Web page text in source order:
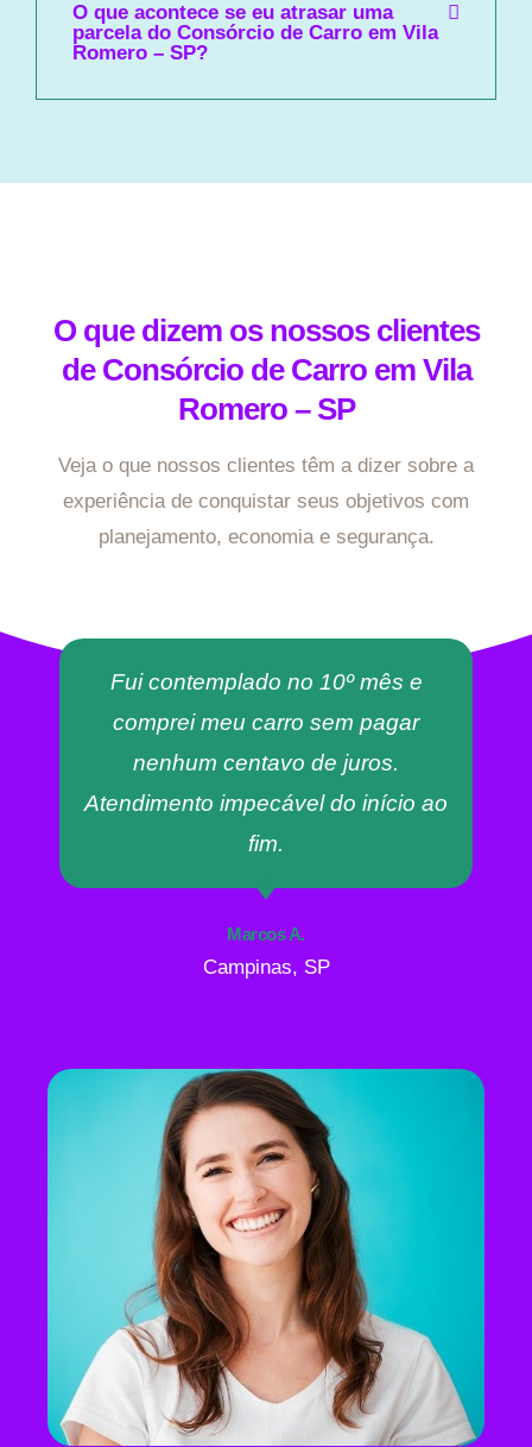
O que acontece se eu atrasar uma
parcela do Consórcio de Carro em Vila
Romero – SP?
O que dizem os nossos clientes
de Consórcio de Carro em Vila
Romero – SP
Veja o que nossos clientes têm a dizer sobre a
experiência de conquistar seus objetivos com
planejamento, economia e segurança.
Fui contemplado no 10º mês e
comprei meu carro sem pagar
nenhum centavo de juros.
Atendimento impecável do início ao
fim.
Marcos A.
Campinas, SP